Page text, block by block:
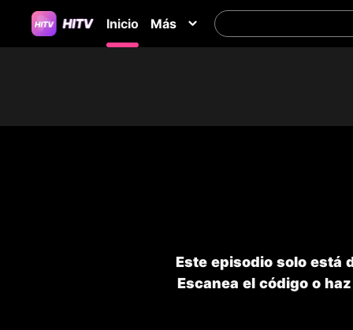
Inicio Más
Este episodio solo está
Escanea el código o